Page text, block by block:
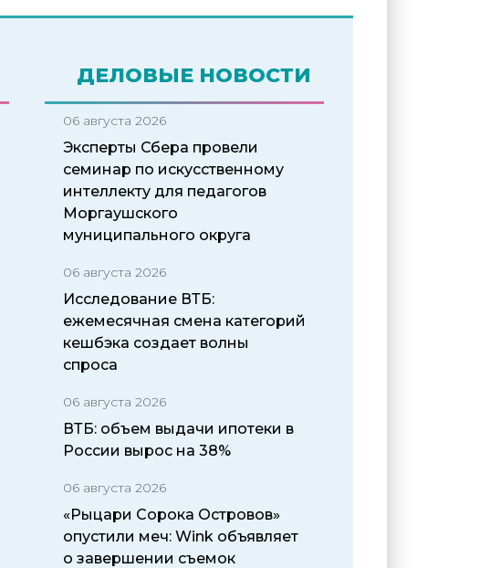
ДЕЛОВЫЕ НОВОСТИ
06 августа 2026
Эксперты Сбера провели
семинар по искусственному
интеллекту для педагогов
Моргаушского
муниципального округа
06 августа 2026
Исследование ВТБ:
ежемесячная смена категорий
кешбэка создает волны
спроса
06 августа 2026
ВТБ: объем выдачи ипотеки в
России вырос на 38%
06 августа 2026
«Рыцари Сорока Островов»
опустили меч: Wink объявляет
о завершении съемок